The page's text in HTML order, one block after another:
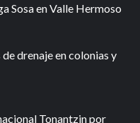
Sosa en Valle Hermoso
drenaje en colonias y
Tonantzin por